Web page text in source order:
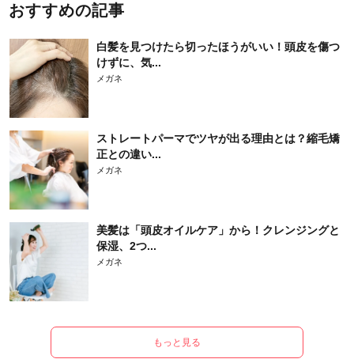
おすすめの記事
白髪を見つけたら切ったほうがいい！頭皮を傷つ
けずに、気...
メガネ
ストレートパーマでツヤが出る理由とは？縮毛矯
正との違い...
メガネ
美髪は「頭皮オイルケア」から！クレンジングと
保湿、2つ...
メガネ
もっと見る